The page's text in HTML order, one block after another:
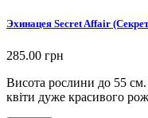
Эхинацея Secret Affair
285.00 грн
Висота рослини до 55 см.
квіти дуже красивого